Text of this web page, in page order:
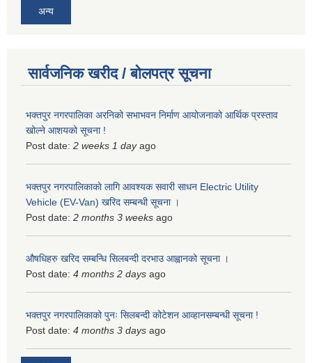
अन्य
सार्वजनिक खरीद / बोलपत्र सूचना
भक्तपुर नगरपालिका अरनिको सभाभवन निर्माण आयोजनाको आर्थिक प्रस्ताव
खोल्ने आशयको सूचना !
Post date: 2 weeks 1 dayago
भक्तपुर नगरपालिकाकाे लागि आवश्यक सवारी साधन Electric Utility
Vehicle (EV-Van) खरिद सम्बन्धी सूचना ।
Post date: 2 months 3 weeks ago
औषधिहरु खरिद सम्बन्धि सिलबन्दी दरभाउ आह्वानको सूचना ।
Post date: 4 months 2 days ago
भक्तपुर नगरपालिकाको पुनः सिलबन्दी कोटेशन आव्हानसम्बन्धी सूचना !
Post date: 4 months 3 days ago